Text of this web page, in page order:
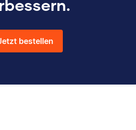
bestellen